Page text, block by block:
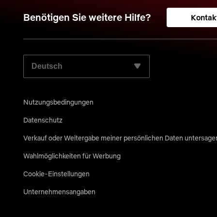
Benötigen Sie weitere Hilfe?
WÄHLEN SIE IHRE BEVORZUGTE SPRACHE AUS:
Nutzungsbedingungen
Datenschutz
Verkauf oder Weitergabe meiner persönlichen Daten
Wahlmöglichkeiten für Werbung
Cookie-Einstellungen
Unternehmensangaben